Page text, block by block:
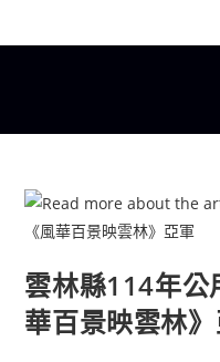
雲林縣114年公
華百景映雲林